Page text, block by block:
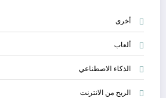
أخرى
ألعاب
الذكاء الاصطناعي
الربح من الانترنت